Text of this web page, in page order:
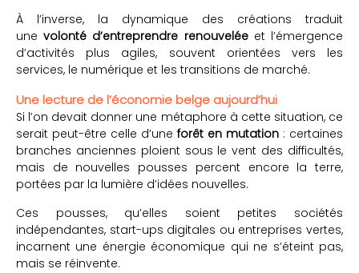
À l’inverse, la dynamique des créations traduit
unevolonté d’entreprendre renouveléeet l’émergence
d’activités plus agiles, souvent orientées vers les
services, le numérique et les transitions de marché.
Une lecture de l’économie belge aujourd’hui
Si l’on devait donner une métaphore à cette situation, ce
serait peut-être celle d’une forêt en mutation : certaines
branches anciennes ploient sous le vent des difficultés,
mais de nouvelles pousses percent encore la terre,
portées par la lumière d’idées nouvelles.
Ces pousses, qu’elles soient petites sociétés
indépendantes, start-ups digitales ou entreprises vertes,
incarnent une énergie économique qui ne s’éteint pas,
mais se réinvente.